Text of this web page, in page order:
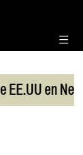
en Neuquén |